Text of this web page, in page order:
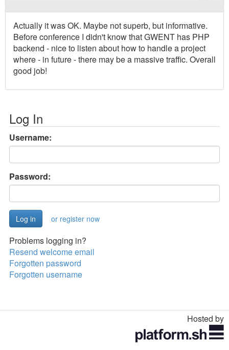
Actually it was OK. Maybe not superb, but informative.
Before conference I didn't know that GWENT has PHP
backend - nice to listen about how to handle a project
where - in future - there may be a massive traffic. Overall
good job!
Log In
Username:
Password:
or register now
Problems logging in?
Resend welcome email
Forgotten password
Forgotten username
Hosted by